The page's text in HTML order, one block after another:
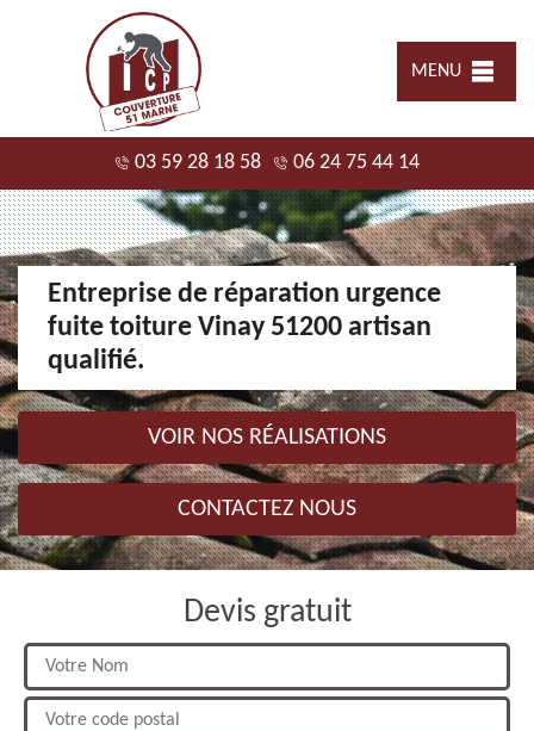
MENU
03 59 28 18 58 06 24 75 44 14
Entreprise de réparation urgence
fuite toiture Vinay 51200 artisan
qualifié.
VOIR NOS RÉALISATIONS
CONTACTEZ NOUS
Devis gratuit